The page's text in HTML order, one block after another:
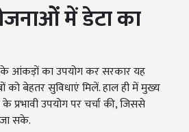
में डेटा का
के आंकड़ों का उपयोग कर सरकार यह
को बेहतर सुविधाएं मिलें. हाल ही में मुख्य
उपयोग पर चर्चा की, जिससे
सके.